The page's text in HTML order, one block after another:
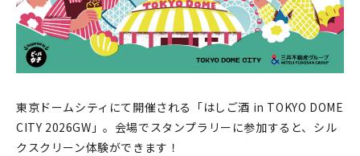
文房具
雑貨
はんこ
JAMグッズ
東京ドームシティにて開催される「はしご酒 in TOKYO DOME
CITY 2026GW」。会場でスタンプラリーに参加すると、シル
クスクリーン体験ができます！